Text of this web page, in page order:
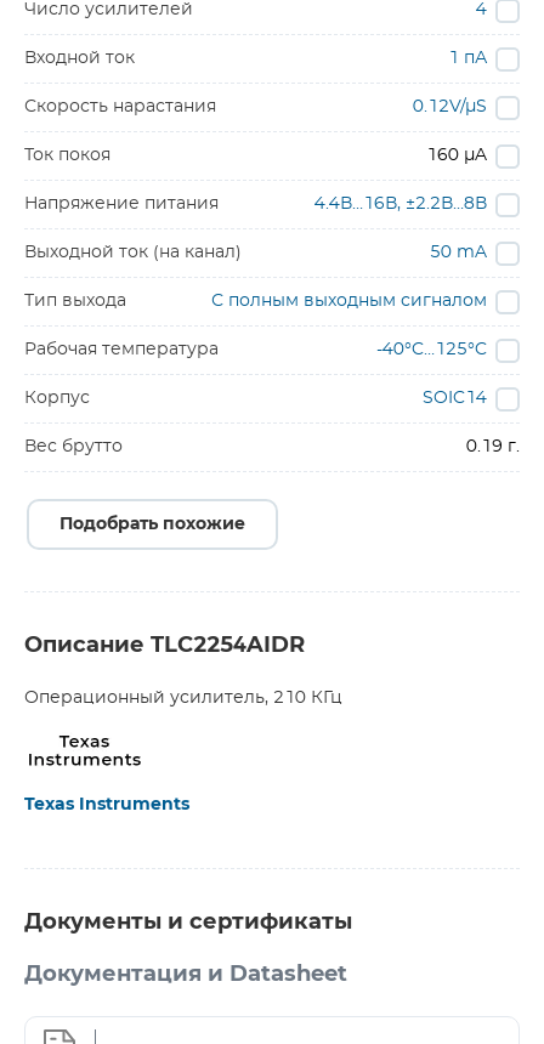
Число усилителей 4
Входной ток 1 пА
Скорость нарастания 0.12V/µS
Ток покоя 160 µA
Напряжение питания 4.4В…16В, ±2.2В…8В
Выходной ток (на канал) 50 mA
Тип выхода С полным выходным сигналом
Рабочая температура -40°C…125°C
Корпус SOIC14
Вес брутто 0.19 г.
Подобрать похожие
Описание TLC2254AIDR
Операционный усилитель, 210 КГц
Texas Instruments
Документы и сертификаты
Документация и Datasheet